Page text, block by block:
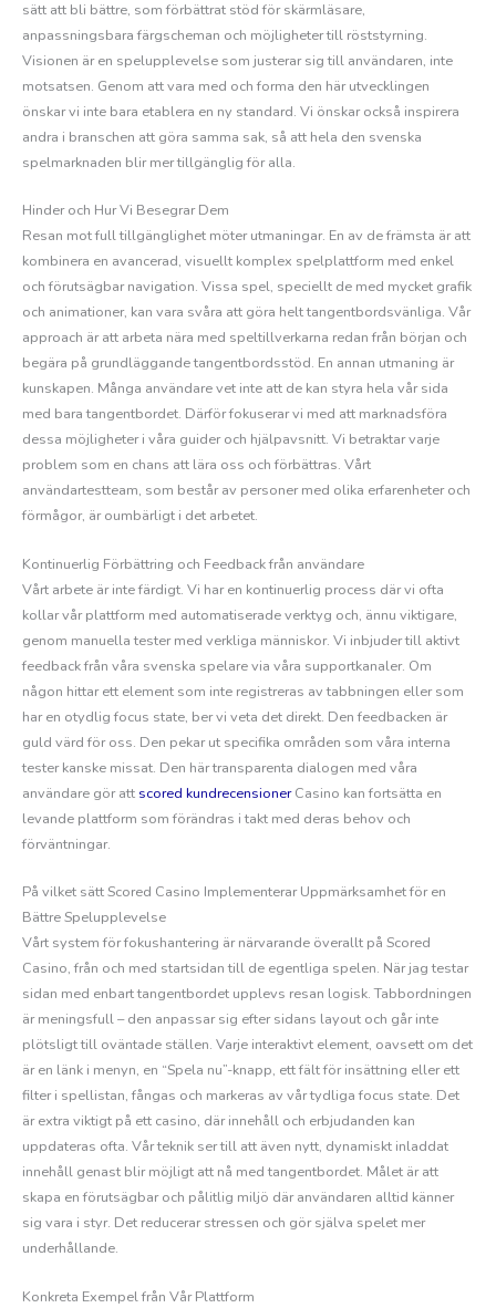
sätt att bli bättre, som förbättrat stöd för skärmläsare,
anpassningsbara färgscheman och möjligheter till röststyrning.
Visionen är en spelupplevelse som justerar sig till användaren, inte
motsatsen. Genom att vara med och forma den här utvecklingen
önskar vi inte bara etablera en ny standard. Vi önskar också inspirera
andra i branschen att göra samma sak, så att hela den svenska
spelmarknaden blir mer tillgänglig för alla.
Hinder och Hur Vi Besegrar Dem
Resan mot full tillgänglighet möter utmaningar. En av de främsta är att
kombinera en avancerad, visuellt komplex spelplattform med enkel
och förutsägbar navigation. Vissa spel, speciellt de med mycket grafik
och animationer, kan vara svåra att göra helt tangentbordsvänliga. Vår
approach är att arbeta nära med speltillverkarna redan från början och
begära på grundläggande tangentbordsstöd. En annan utmaning är
kunskapen. Många användare vet inte att de kan styra hela vår sida
med bara tangentbordet. Därför fokuserar vi med att marknadsföra
dessa möjligheter i våra guider och hjälpavsnitt. Vi betraktar varje
problem som en chans att lära oss och förbättras. Vårt
användartestteam, som består av personer med olika erfarenheter och
förmågor, är oumbärligt i det arbetet.
Kontinuerlig Förbättring och Feedback från användare
Vårt arbete är inte färdigt. Vi har en kontinuerlig process där vi ofta
kollar vår plattform med automatiserade verktyg och, ännu viktigare,
genom manuella tester med verkliga människor. Vi inbjuder till aktivt
feedback från våra svenska spelare via våra supportkanaler. Om
någon hittar ett element som inte registreras av tabbningen eller som
har en otydlig focus state, ber vi veta det direkt. Den feedbacken är
guld värd för oss. Den pekar ut specifika områden som våra interna
tester kanske missat. Den här transparenta dialogen med våra
användare gör att scored kundrecensionerCasino kan fortsätta en
levande plattform som förändras i takt med deras behov och
förväntningar.
På vilket sätt Scored Casino Implementerar Uppmärksamhet för en
Bättre Spelupplevelse
Vårt system för fokushantering är närvarande överallt på Scored
Casino, från och med startsidan till de egentliga spelen. När jag testar
sidan med enbart tangentbordet upplevs resan logisk. Tabbordningen
är meningsfull – den anpassar sig efter sidans layout och går inte
plötsligt till oväntade ställen. Varje interaktivt element, oavsett om det
är en länk i menyn, en “Spela nu”-knapp, ett fält för insättning eller ett
filter i spellistan, fångas och markeras av vår tydliga focus state. Det
är extra viktigt på ett casino, där innehåll och erbjudanden kan
uppdateras ofta. Vår teknik ser till att även nytt, dynamiskt inladdat
innehåll genast blir möjligt att nå med tangentbordet. Målet är att
skapa en förutsägbar och pålitlig miljö där användaren alltid känner
sig vara i styr. Det reducerar stressen och gör själva spelet mer
underhållande.
Konkreta Exempel från Vår Plattform